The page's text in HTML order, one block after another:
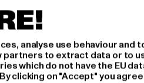
00007
Zabou House |
Ashton-on-Ribble | PR2
analyse use behaviour and
to extract data or to
which do not have the EU
clicking on "Accept" you